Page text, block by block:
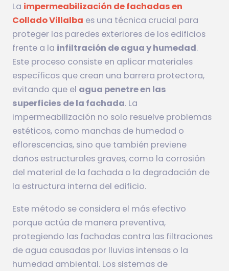
La impermeabilización de fachadas en
Collado Villalba es una técnica crucial para
proteger las paredes exteriores de los edificios
frente a la infiltración de agua y humedad.
Este proceso consiste en aplicar materiales
específicos que crean una barrera protectora,
evitando que el agua penetre en las
superficies de la fachada. La
impermeabilización no solo resuelve problemas
estéticos, como manchas de humedad o
eflorescencias, sino que también previene
daños estructurales graves, como la corrosión
del material de la fachada o la degradación de
la estructura interna del edificio.
Este método se considera el más efectivo
porque actúa de manera preventiva,
protegiendo las fachadas contra las filtraciones
de agua causadas por lluvias intensas o la
humedad ambiental. Los sistemas de